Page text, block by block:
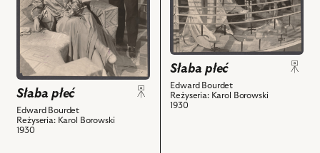
Helena
Sulima;
Antoni
zarządzający
restauracją
-
Mariusz
Maszyński
Słaba płeć
Edward Bourdet
Reżyseria: Karol Borowski
1930
zdjęciu:Dorota
Freeman
-
Janina
Macherska;
Panna
Nicole
Słaba płeć
Edward Bourdet
Reżyseria: Karol Borowski
1930